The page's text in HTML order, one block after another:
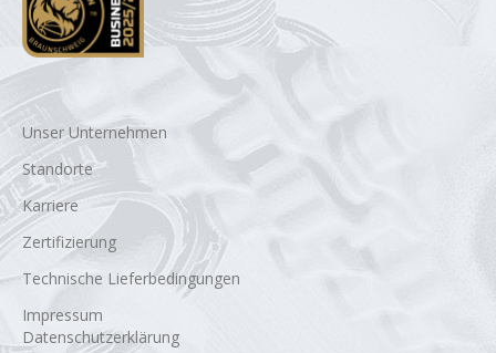
Unser Unternehmen
Standorte
Karriere
Zertifizierung
Technische Lieferbedingungen
Impressum
Datenschutzerklärung